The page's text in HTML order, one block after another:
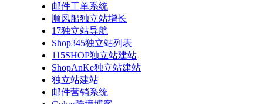
邮件工单系统
顺风船独立站增长
17独立站导航
Shop345独立站列表
115SHOP独立站建站
ShopAnKe独立站建站
独立站建站
邮件营销系统